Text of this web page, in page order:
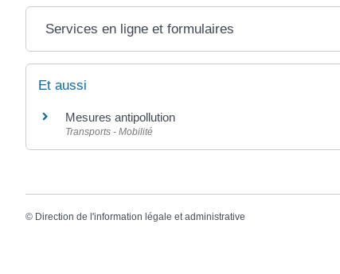
Services en ligne et formulaires
Et aussi
Mesures antipollution
Transports - Mobilité
© Direction de l'information légale et administrative